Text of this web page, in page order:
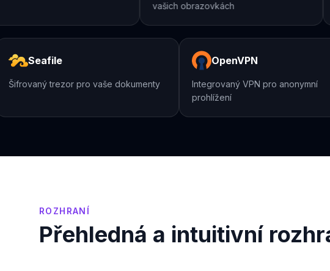
vašich obrazovkách
Seafile
Šifrovaný trezor pro vaše dokumenty
OpenVPN
Integrovaný VPN pro anonymní
prohlížení
ROZHRANÍ
Přehledná a intuitivní